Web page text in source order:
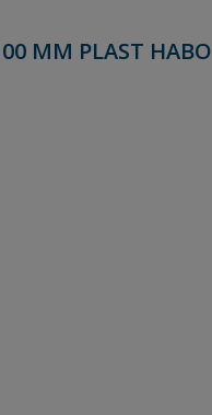
MM PLAST HABO